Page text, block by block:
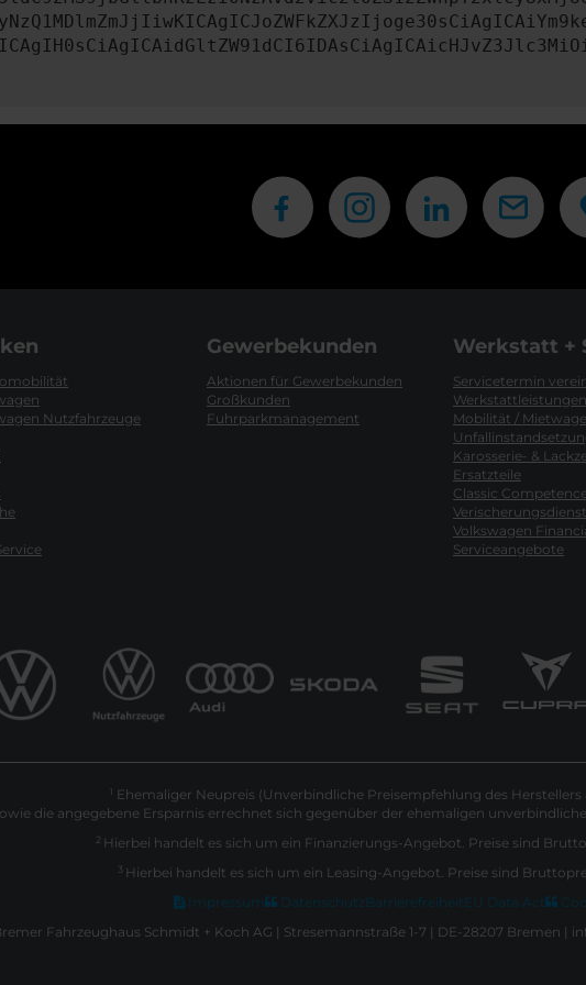
Nutzfahrzeuge
Gewerbekunden
Aktionen für Gewerbekunden
Großkunden
Fuhrparkmanagement
Werkstatt +
Servicetermin
Werkstattleistungen
Mobilität /
Karosserie- &
Ersatzteile
Classic
Volkswagen
Serviceangebote
1 Ehemaliger Neupreis (Unverbindliche Preisempfehlung des Herstellers
die angegebene Ersparnis errechnet sich gegenüber der ehemaligen
2 Hierbei handelt es sich um ein Finanzierungs-Angebot. Preise sind
3 Hierbei handelt es sich um ein Leasing-Angebot. Preise sind
Impressum
Datenschutz Barrierefreiheit EU Data Act
Fahrzeughaus Schmidt + Koch AG | Stresemannstraße 1-7 | DE-28207 Bremen |